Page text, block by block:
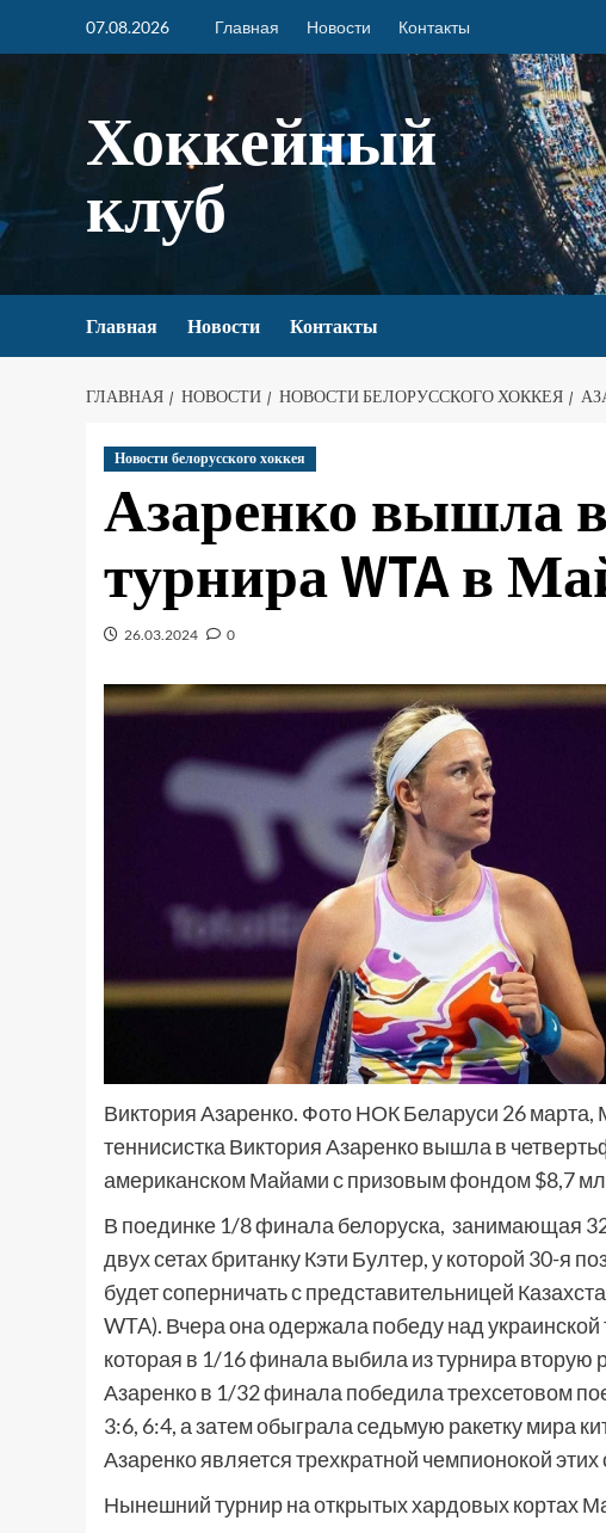
07.08.2026 Главная Новости Контакты
Хоккейный
клуб
Главная Новости Контакты
ГЛАВНАЯ НОВОСТИ НОВОСТИ БЕЛОРУССКОГО ХОККЕЯ
Новости белорусского хоккея
Азаренко вышла
турнира WTA в
26.03.2024 0
Виктория Азаренко. Фото НОК Беларуси 26
теннисистка Виктория Азаренко вышла в
американском Майами с призовым фондом $8,7
В поединке 1/8 финала белоруска, занимающая
двух сетах британку Кэти Бултер, у которой 30-я
будет соперничать с представительницей
WTA). Вчера она одержала победу над
которая в 1/16 финала выбила из турнира вторую
Азаренко в 1/32 финала победила трехсетовом
3:6, 6:4, а затем обыграла седьмую ракетку мира
Азаренко является трехкратной чемпионокой
Нынешний турнир на открытых хардовых кортах